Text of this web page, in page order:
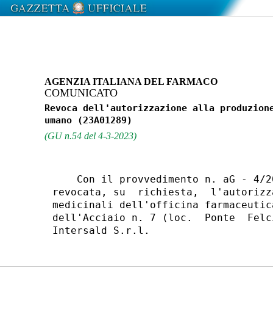
AGENZIA ITALIANA DEL FARMACO
COMUNICATO
Revoca dell'autorizzazione alla
(GU n.54 del 4-3-2023)
Con il provvedimento n. aG - 4/
revocata, su  richiesta,
medicinali dell'officina
dell'Acciaio n. 7 (loc.  Ponte